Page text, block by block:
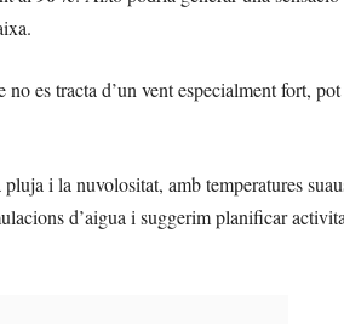
no es tracta d’un vent especialment fort,
i la nuvolositat, amb temperatures
d’aigua i suggerim planificar